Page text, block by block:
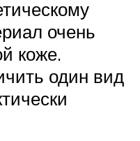
очень
коже.
один вид